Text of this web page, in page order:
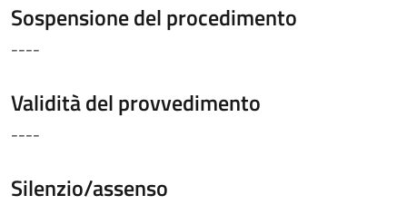
Sospensione del procedimento
----
Validità del provvedimento
----
Silenzio/assenso